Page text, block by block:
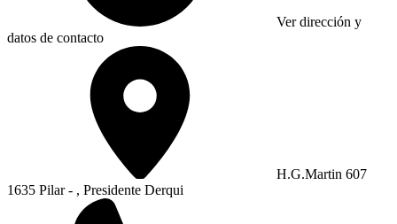
Ver dirección y
datos de contacto
H.G.Martin 607
1635 Pilar - , Presidente Derqui